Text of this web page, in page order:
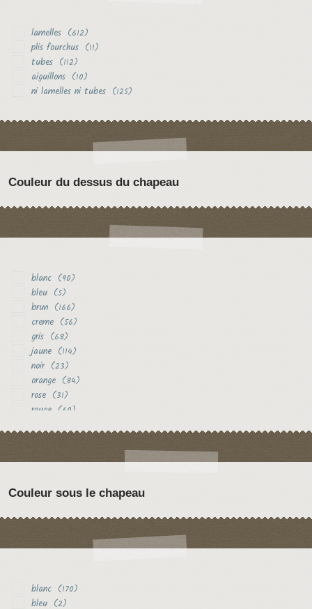
lamelles (612)
plis fourchus (11)
tubes (112)
aiguillons (10)
ni lamelles ni tubes (125)
Couleur du dessus du chapeau
blanc (90)
bleu (5)
brun (166)
creme (56)
gris (68)
jaune (114)
noir (23)
orange (84)
rose (31)
rouge (60)
Couleur sous le chapeau
blanc (170)
bleu (2)